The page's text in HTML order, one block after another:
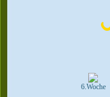
6.Woche